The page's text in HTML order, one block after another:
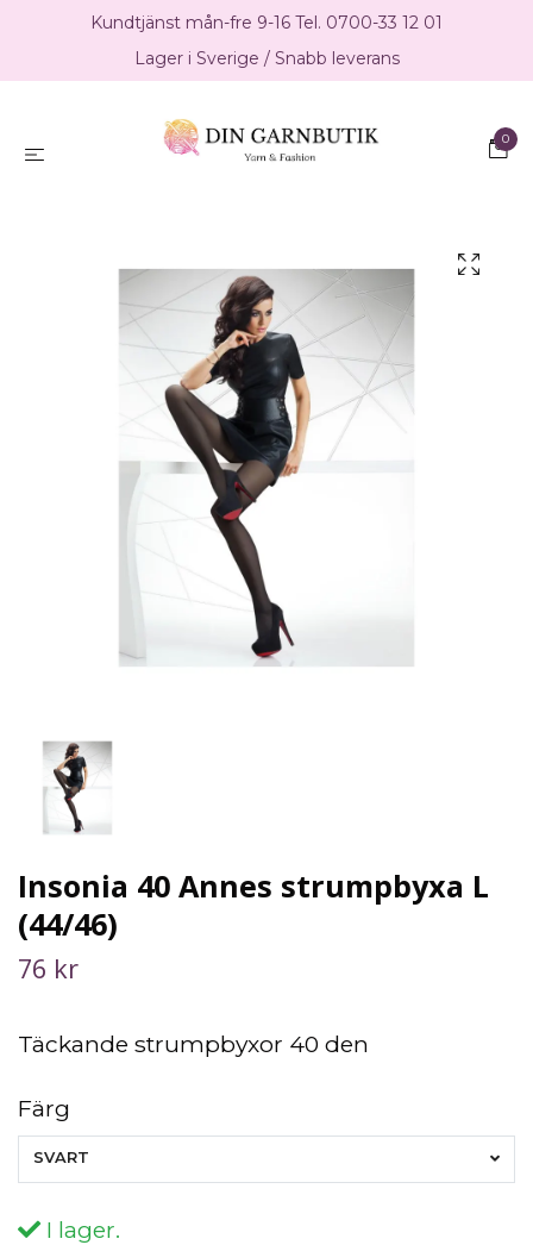
Kundtjänst mån-fre 9-16 Tel. 0700-33 12 01
Lager i Sverige / Snabb leverans
0
Insonia 40 Annes strumpbyxa L
(44/46)
76 kr
Täckande strumpbyxor 40 den
Färg
SVART
I lager.